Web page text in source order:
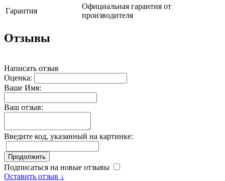
Гарантия
Официальная гарантия от
производителя
Отзывы
Написать отзыв
Оценка:
Ваше Имя:
Ваш отзыв:
Введите код, указанный на картинке:
Продолжить
Подписаться на новые отзывы
Оставить отзыв ↓